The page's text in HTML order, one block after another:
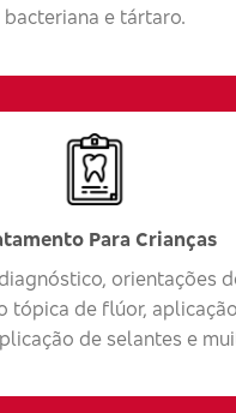
bacteriana e tártaro.
Para Crianças
orientações
tópica de flúor,
de selantes e